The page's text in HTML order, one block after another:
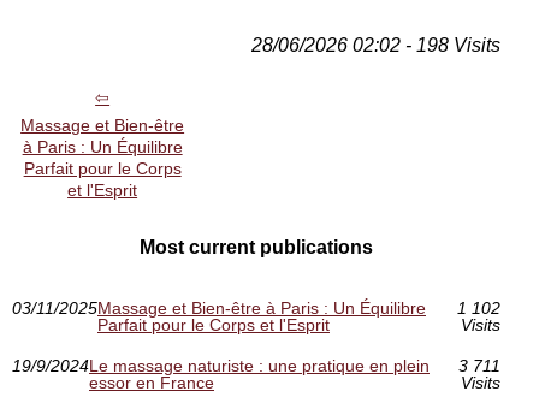
28/06/2026 02:02 - 198 Visits
Massage et Bien-être
à Paris : Un Équilibre
Parfait pour le Corps
et l'Esprit
Most current publications
03/11/2025Massage et Bien-être à Paris : Un Équilibre
Parfait pour le Corps et l'Esprit
1 102
Visits
19/9/2024Le massage naturiste : une pratique en plein
essor en France
3 711
Visits